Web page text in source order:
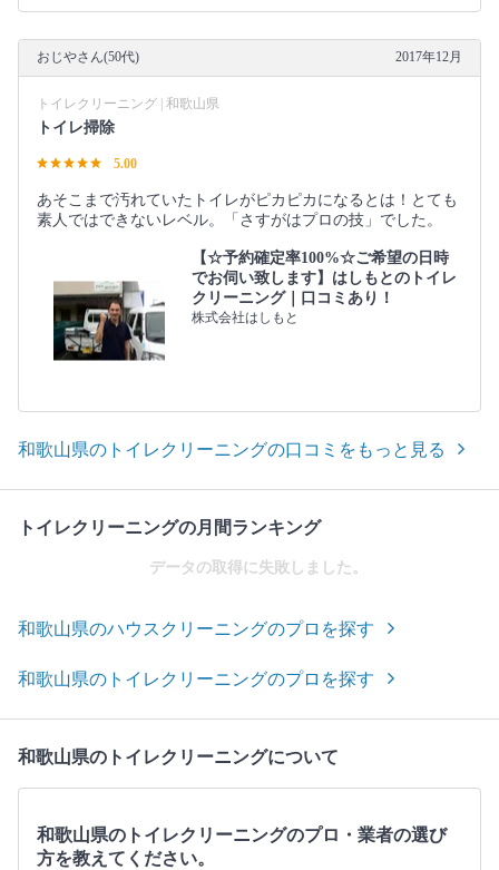
おじやさん(50代) 2017年12月
トイレクリーニング | 和歌山県
トイレ掃除
5.00
あそこまで汚れていたトイレがピカピカになるとは！とても
素人ではできないレベル。「さすがはプロの技」でした。
【☆予約確定率100%☆ご希望の日時
でお伺い致します】はしもとのトイレ
クリーニング｜口コミあり！
株式会社はしもと
和歌山県のトイレクリーニングの口コミをもっと見る
トイレクリーニングの月間ランキング
データの取得に失敗しました。
和歌山県のハウスクリーニングのプロを探す
和歌山県のトイレクリーニングのプロを探す
和歌山県のトイレクリーニングについて
和歌山県のトイレクリーニングのプロ・業者の選び
方を教えてください。